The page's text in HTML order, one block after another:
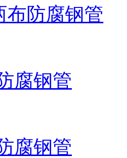
布防腐钢管
腐钢管
腐钢管